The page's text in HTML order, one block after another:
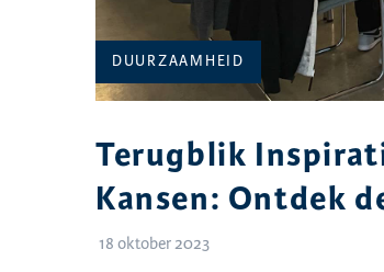
CATEGORIE:
DUURZAAMHEID
Terugblik
Kansen: Ontdek
18 oktober 2023